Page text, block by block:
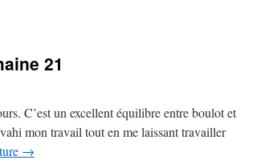
21
C’est un excellent équilibre entre boulot et
mon travail tout en me laissant travailler
→